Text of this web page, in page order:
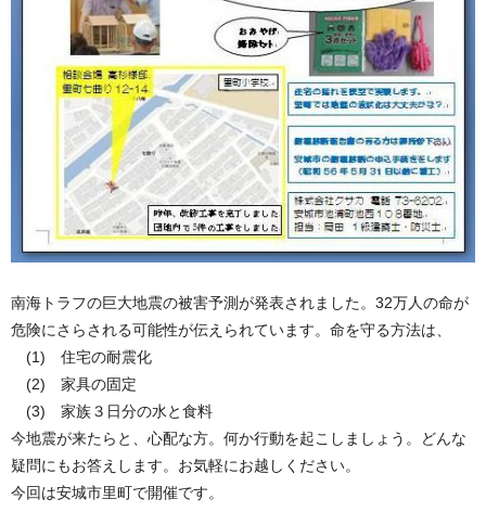
南海トラフの巨大地震の被害予測が発表されました。32万人の命が
危険にさらされる可能性が伝えられています。命を守る方法は、
(1) 住宅の耐震化
(2) 家具の固定
(3) 家族３日分の水と食料
今地震が来たらと、心配な方。何か行動を起こしましょう。どんな
疑問にもお答えします。お気軽にお越しください。
今回は安城市里町で開催です。